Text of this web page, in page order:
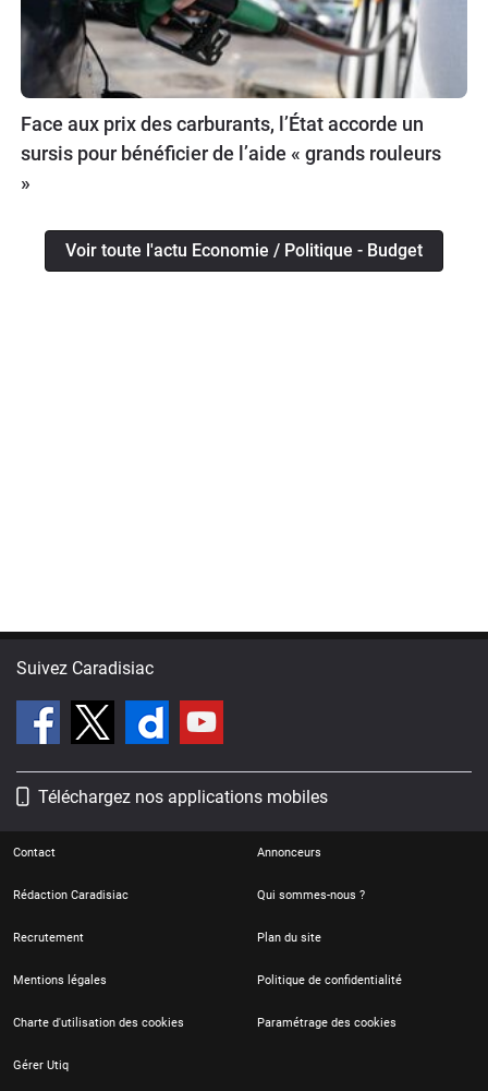
Face aux prix des carburants, l’État accorde un
sursis pour bénéficier de l’aide « grands rouleurs
»
Voir toute l'actu Economie / Politique - Budget
Suivez Caradisiac
Téléchargez nos applications mobiles
Contact Annonceurs
Rédaction Caradisiac Qui sommes-nous ?
Recrutement Plan du site
Mentions légales Politique de confidentialité
Charte d'utilisation des cookies Paramétrage des cookies
Gérer Utiq